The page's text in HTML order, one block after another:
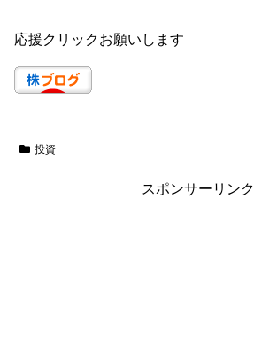
応援クリックお願いします
投資
スポンサーリンク